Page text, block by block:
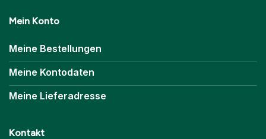
Mein Konto
Meine Bestellungen
Meine Kontodaten
Meine Lieferadresse
Kontakt